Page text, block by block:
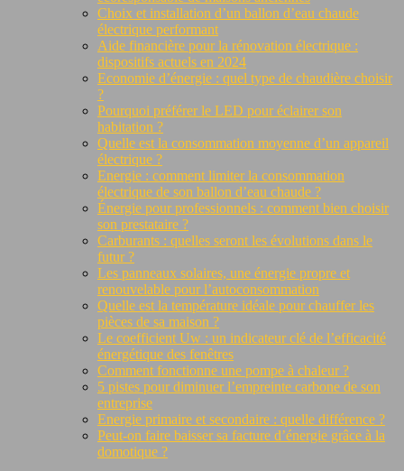
Choix et installation d’un ballon d’eau chaude
électrique performant
Aide financière pour la rénovation électrique :
dispositifs actuels en 2024
Economie d’énergie : quel type de chaudière choisir
?
Pourquoi préférer le LED pour éclairer son
habitation ?
Quelle est la consommation moyenne d’un appareil
électrique ?
Energie : comment limiter la consommation
électrique de son ballon d’eau chaude ?
Énergie pour professionnels : comment bien choisir
son prestataire ?
Carburants : quelles seront les évolutions dans le
futur ?
Les panneaux solaires, une énergie propre et
renouvelable pour l’autoconsommation
Quelle est la température idéale pour chauffer les
pièces de sa maison ?
Le coefficient Uw : un indicateur clé de l’efficacité
énergétique des fenêtres
Comment fonctionne une pompe à chaleur ?
5 pistes pour diminuer l’empreinte carbone de son
entreprise
Energie primaire et secondaire : quelle différence ?
Peut-on faire baisser sa facture d’énergie grâce à la
domotique ?